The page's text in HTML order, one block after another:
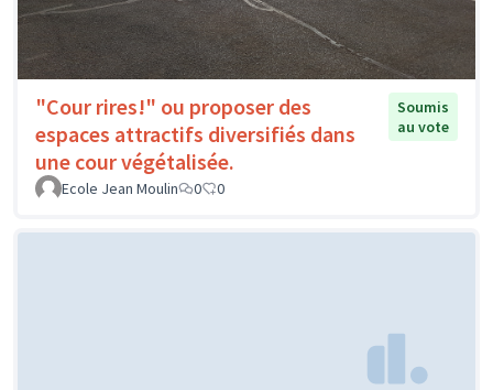
"Cour rires!" ou proposer des
espaces attractifs diversifiés dans
une cour végétalisée.
Soumis
au vote
Ecole Jean Moulin 0 0